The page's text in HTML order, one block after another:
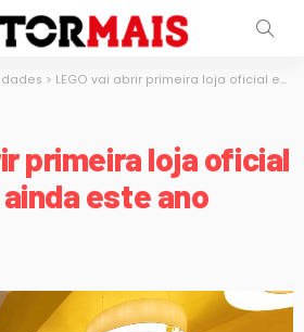
> LEGO vai abrir primeira loja oficial em Portugal ainda este ano
primeira loja oficial
este ano